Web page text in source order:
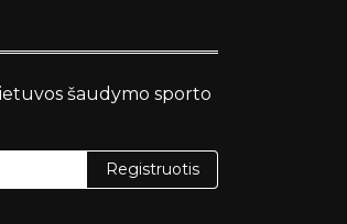
šaudymo sporto
Registruotis